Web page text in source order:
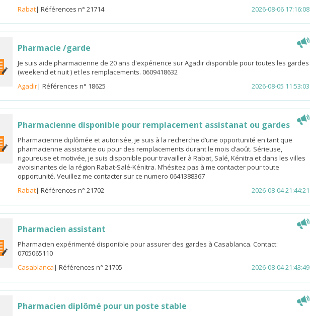
Rabat| Références n° 21714 2026-08-06 17:16:08
Pharmacie /garde
Je suis aide pharmacienne de 20 ans d'expérience sur Agadir disponible pour toutes les gardes
(weekend et nuit ) et les remplacements. 0609418632
Agadir| Références n° 18625 2026-08-05 11:53:03
Pharmacienne disponible pour remplacement assistanat ou gardes
Pharmacienne diplômée et autorisée, je suis à la recherche d’une opportunité en tant que
pharmacienne assistante ou pour des remplacements durant le mois d’août. Sérieuse,
rigoureuse et motivée, je suis disponible pour travailler à Rabat, Salé, Kénitra et dans les villes
avoisinantes de la région Rabat-Salé-Kénitra. N’hésitez pas à me contacter pour toute
opportunité. Veuillez me contacter sur ce numero 0641388367
Rabat| Références n° 21702 2026-08-04 21:44:21
Pharmacien assistant
Pharmacien expérimenté disponible pour assurer des gardes à Casablanca. Contact:
0705065110
Casablanca| Références n° 21705 2026-08-04 21:43:49
Pharmacien diplômé pour un poste stable